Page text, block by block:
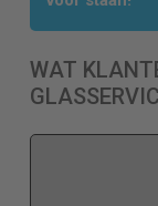
WAT